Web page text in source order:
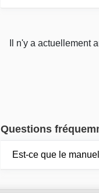
Il n'y a actuellement
Questions
Est-ce que le